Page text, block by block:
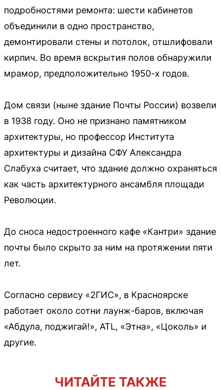
подробностями ремонта: шести кабинетов
объединили в одно пространство,
демонтировали стены и потолок, отшлифовали
кирпич. Во время вскрытия полов обнаружили
мрамор, предположительно 1950-х годов.
Дом связи (ныне здание Почты России) возвели
в 1938 году. Оно не признано памятником
архитектуры, но профессор Института
архитектуры и дизайна СФУ Александра
Слабуха считает, что здание должно охраняться
как часть архитектурного ансамбля площади
Революции.
До сноса недостроенного кафе «Кантри» здание
почты было скрыто за ним на протяжении пяти
лет.
Согласно сервису «2ГИС», в Красноярске
работает около сотни лаунж-баров, включая
«Абдула, поджигай!», ATL, «Этна», «Цоколь» и
другие.
ЧИТАЙТЕ ТАКЖЕ